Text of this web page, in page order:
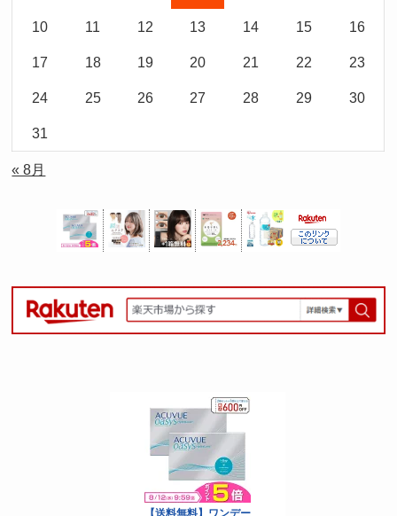
10 11 12 13 14 15 16
17 18 19 20 21 22 23
24 25 26 27 28 29 30
31
« 8月